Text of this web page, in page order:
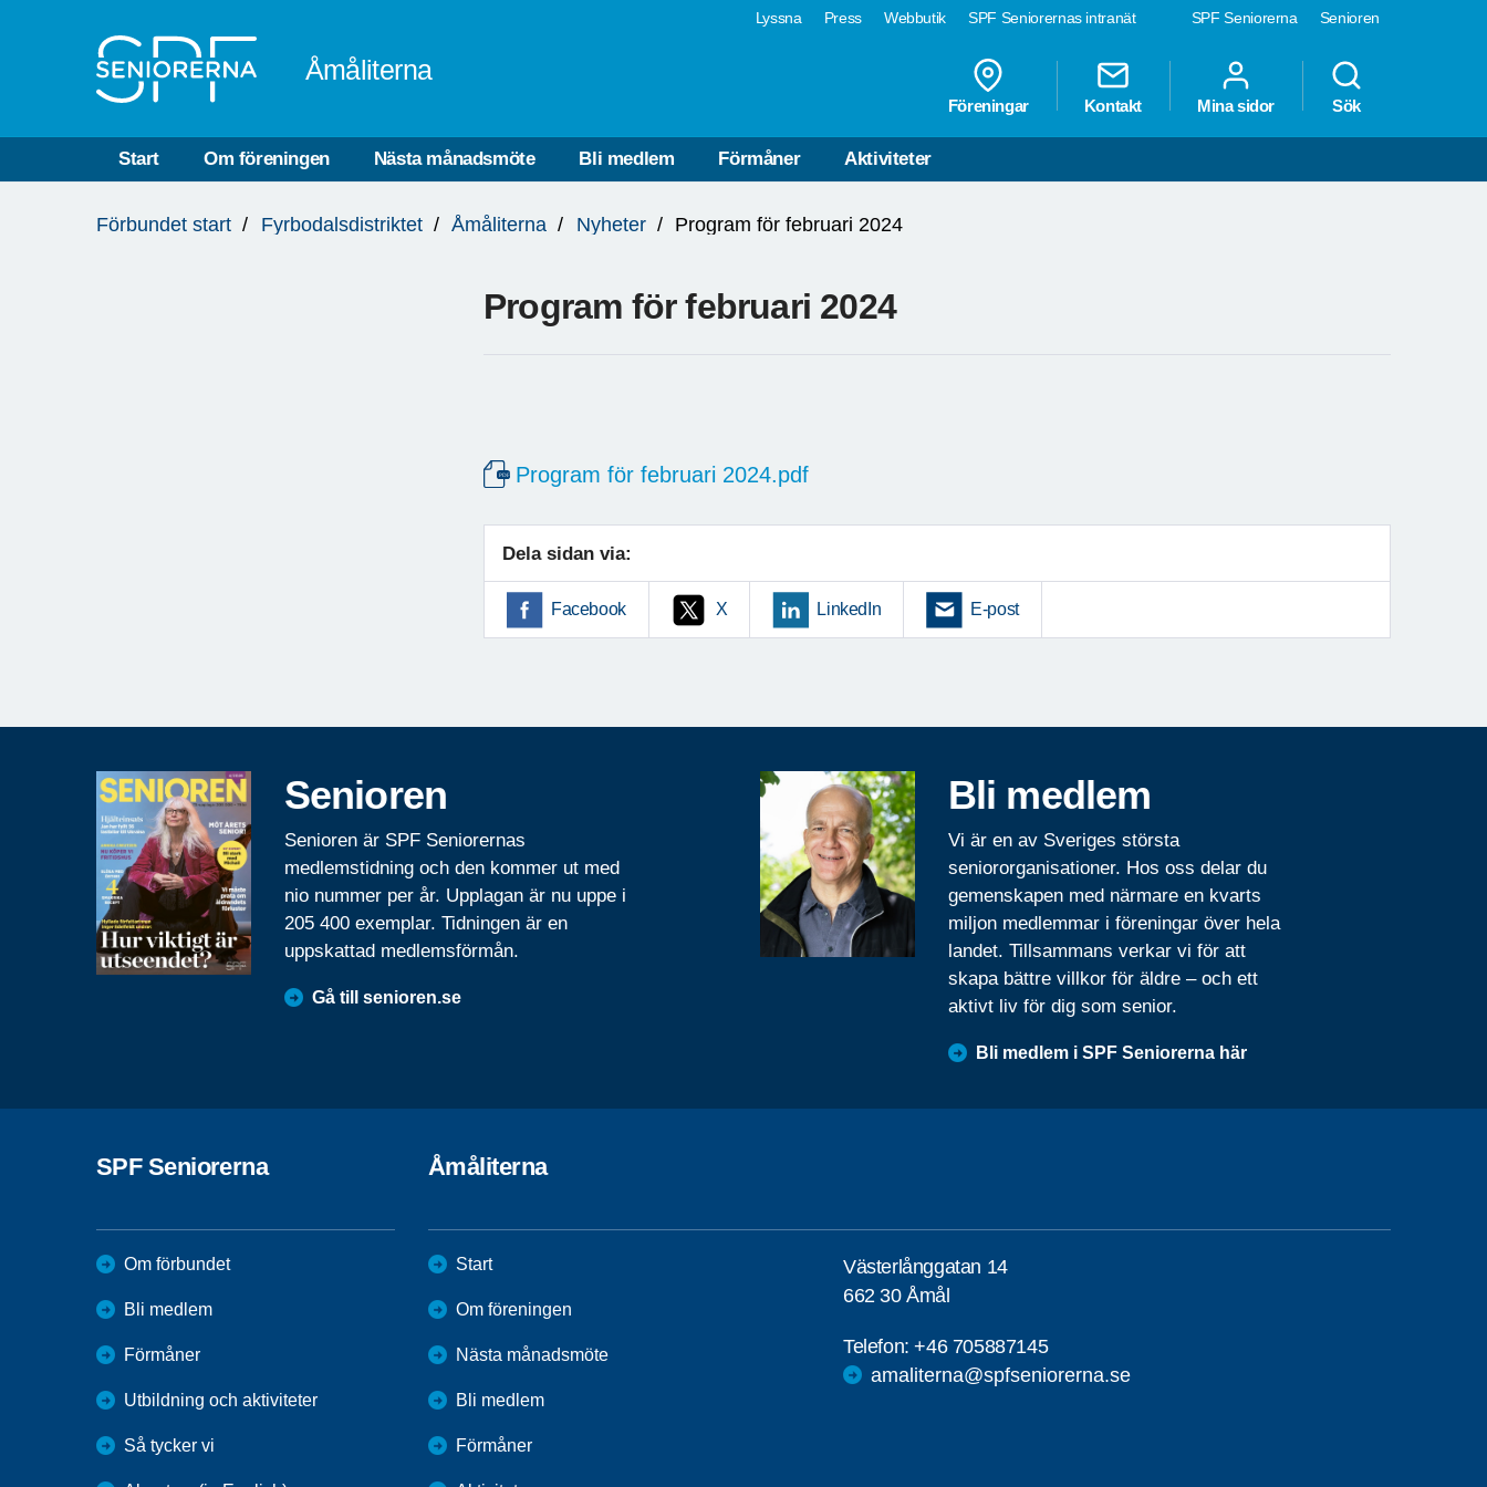
SPF Seniorerna Senioren
Lyssna Press Webbutik SPF Seniorernas intranät
Åmåliterna
Föreningar Kontakt Mina sidor Sök
Start Om föreningen Nästa månadsmöte Bli medlem Förmåner Aktiviteter
är
Förbundet start Fyrbodalsdistriktet Åmåliterna Nyheter Program för februari 2024
Program för februari 2024
Program för februari 2024.pdf
Dela sidan via:
Facebook X LinkedIn E-post
Senioren
Senioren är SPF Seniorernas
medlemstidning och den kommer ut med
nio nummer per år. Upplagan är nu uppe i
205 400 exemplar. Tidningen är en
uppskattad medlemsförmån.
Gå till senioren.se
Bli medlem
Vi är en av Sveriges största
seniororganisationer. Hos oss delar du
gemenskapen med närmare en kvarts
miljon medlemmar i föreningar över hela
landet. Tillsammans verkar vi för att
skapa bättre villkor för äldre – och ett
aktivt liv för dig som senior.
Bli medlem i SPF Seniorerna här
SPF Seniorerna
Om förbundet
Bli medlem
Förmåner
Utbildning och aktiviteter
Så tycker vi
Åmåliterna
Start
Om föreningen
Nästa månadsmöte
Bli medlem
Förmåner
Västerlånggatan 14
662 30 Åmål
Telefon:+46 705887145
amaliterna@spfseniorerna.se